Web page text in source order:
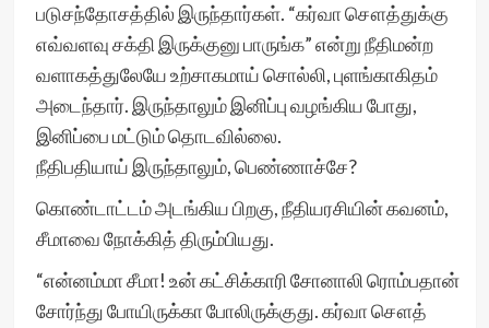
படுசந்தோசத்தில் இருந்தார்கள். “கர்வா சௌத்துக்கு
எவ்வளவு சக்தி இருக்குனு பாருங்க” என்று நீதிமன்ற
வளாகத்துலேயே உற்சாகமாய் சொல்லி, புளங்காகிதம்
அடைந்தார். இருந்தாலும் இனிப்பு வழங்கிய போது,
இனிப்பை மட்டும் தொடவில்லை.
நீதிபதியாய் இருந்தாலும், பெண்ணாச்சே?
கொண்டாட்டம் அடங்கிய பிறகு, நீதியரசியின் கவனம்,
சீமாவை நோக்கித் திரும்பியது.
“என்னம்மா சீமா! உன் கட்சிக்காரி சோனாலி ரொம்பதான்
சோர்ந்து போயிருக்கா போலிருக்குது. கர்வா சௌத்